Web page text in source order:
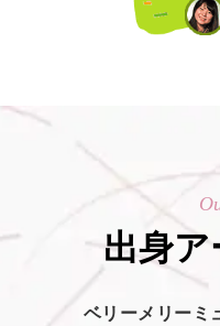
出身ア
ベリーメリーミ